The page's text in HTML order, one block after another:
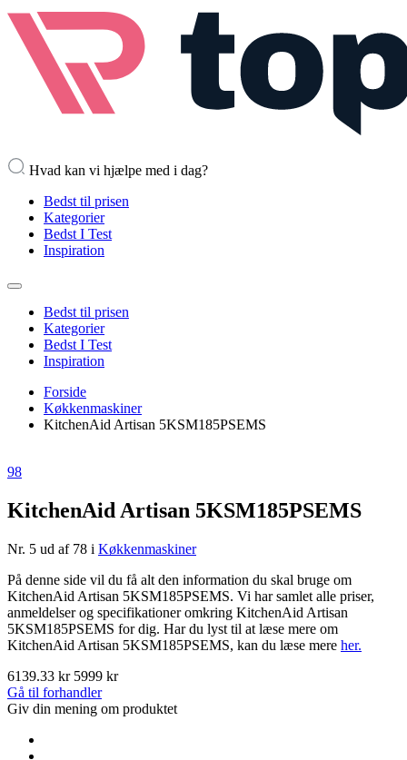
Hvad kan vi hjælpe med i dag?
Bedst til prisen
Kategorier
Bedst I Test
Inspiration
Bedst til prisen
Kategorier
Bedst I Test
Inspiration
Forside
Køkkenmaskiner
KitchenAid Artisan 5KSM185PSEMS
98
KitchenAid Artisan 5KSM185PSEMS
Nr. 5 ud af 78 i Køkkenmaskiner
På denne side vil du få alt den information du skal bruge om
KitchenAid Artisan 5KSM185PSEMS. Vi har samlet alle priser,
anmeldelser og specifikationer omkring KitchenAid Artisan
5KSM185PSEMS for dig. Har du lyst til at læse mere om
KitchenAid Artisan 5KSM185PSEMS, kan du læse mere her.
6139.33 kr 5999 kr
Gå til forhandler
Giv din mening om produktet